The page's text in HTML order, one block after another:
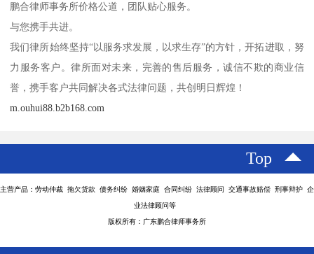
鹏合律师事务所价格公道，团队贴心服务。
与您携手共进。
我们律所始终坚持“以服务求发展，以求生存”的方针，开拓进取，努
力服务客户。律所面对未来，完善的售后服务，诚信不欺的商业信
誉，携手客户共同解决各式法律问题，共创明日辉煌！
m.ouhui88.b2b168.com
Top
主营产品：劳动仲裁 拖欠货款 债务纠纷 婚姻家庭 合同纠纷 法律顾问 交通事故赔偿 刑事辩护 企
业法律顾问等
版权所有：广东鹏合律师事务所